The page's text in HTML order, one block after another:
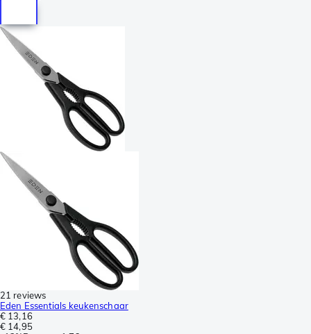
21 reviews
Eden Essentials keukenschaar
€ 13,16
€ 14,95